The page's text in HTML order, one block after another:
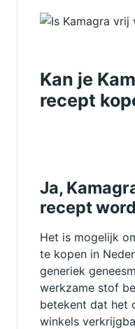
Kan je
recept
Ja,
recept
Het is mogelijk
te kopen in
generiek
werkzame stof
betekent dat het
winkels